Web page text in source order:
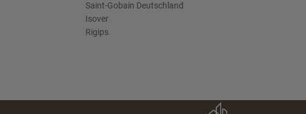
Saint-Gobain Deutschland
Isover
Rigips